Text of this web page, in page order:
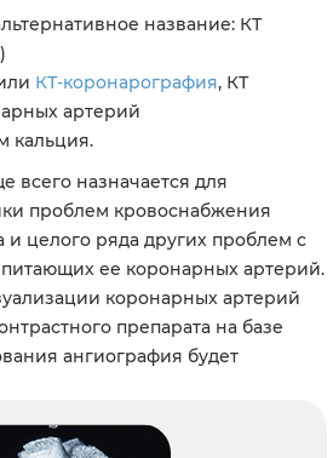
название: КТ
КТ-коронарография, КТ
артерий
кальция.
всего назначается для
проблем кровоснабжения
и целого ряда других проблем с
ее коронарных артерий.
коронарных артерий
препарата на базе
ангиография будет